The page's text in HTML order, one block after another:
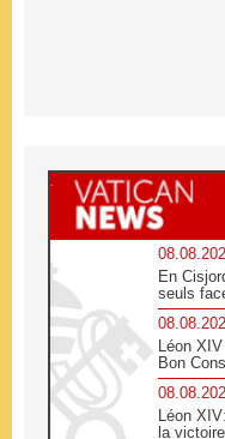
En
seuls
Léon
Bon
Léon
la